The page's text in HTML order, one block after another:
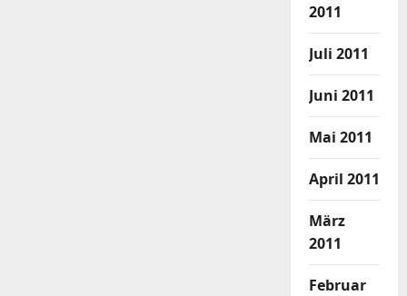
2011
Juli 2011
Juni 2011
Mai 2011
April 2011
März
2011
Februar